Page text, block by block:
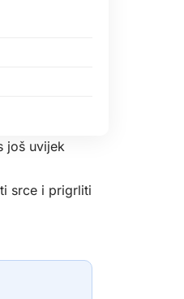
još uvijek
srce i prigrliti